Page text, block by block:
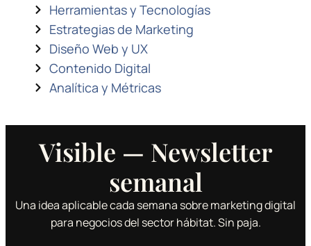
Herramientas y Tecnologías
Estrategias de Marketing
Diseño Web y UX
Contenido Digital
Analítica y Métricas
Visible — Newsletter
semanal
Una idea aplicable cada semana sobre marketing digital
para negocios del sector hábitat. Sin paja.